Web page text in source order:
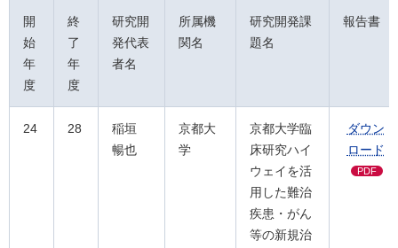
開
始
年
度
終
了
年
度
研究開
発代表
者名
所属機
関名
研究開発課
題名
報告書
24 28
稲垣
暢也
京都大
学
京都大学臨
床研究ハイ
ウェイを活
用した難治
疾患・がん
等の新規治
ダウン
ロード
PDF